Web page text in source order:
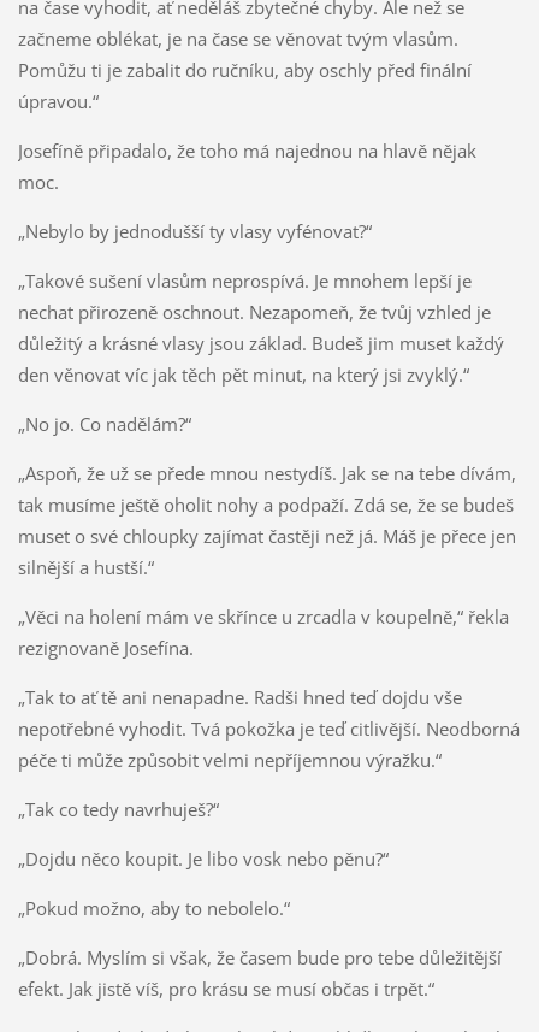
na čase vyhodit, ať neděláš zbytečné chyby. Ale než se
začneme oblékat, je na čase se věnovat tvým vlasům.
Pomůžu ti je zabalit do ručníku, aby oschly před finální
úpravou.“
Josefíně připadalo, že toho má najednou na hlavě nějak
moc.
„Nebylo by jednodušší ty vlasy vyfénovat?“
„Takové sušení vlasům neprospívá. Je mnohem lepší je
nechat přirozeně oschnout. Nezapomeň, že tvůj vzhled je
důležitý a krásné vlasy jsou základ. Budeš jim muset každý
den věnovat víc jak těch pět minut, na který jsi zvyklý.“
„No jo. Co nadělám?“
„Aspoň, že už se přede mnou nestydíš. Jak se na tebe dívám,
tak musíme ještě oholit nohy a podpaží. Zdá se, že se budeš
muset o své chloupky zajímat častěji než já. Máš je přece jen
silnější a hustší.“
„Věci na holení mám ve skřínce u zrcadla v koupelně,“ řekla
rezignovaně Josefína.
„Tak to ať tě ani nenapadne. Radši hned teď dojdu vše
nepotřebné vyhodit. Tvá pokožka je teď citlivější. Neodborná
péče ti může způsobit velmi nepříjemnou výražku.“
„Tak co tedy navrhuješ?“
„Dojdu něco koupit. Je libo vosk nebo pěnu?“
„Pokud možno, aby to nebolelo.“
„Dobrá. Myslím si však, že časem bude pro tebe důležitější
efekt. Jak jistě víš, pro krásu se musí občas i trpět.“